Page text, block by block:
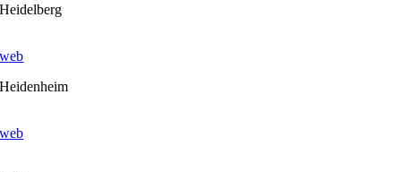
Heidelberg
web
Heidenheim
web